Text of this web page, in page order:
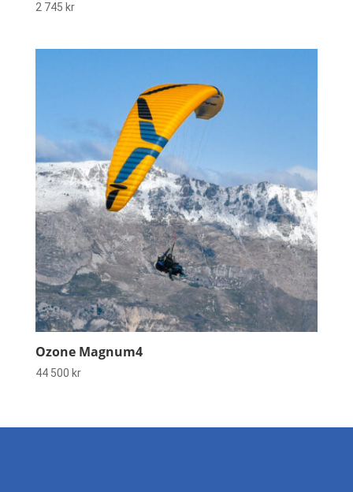
2 745 kr
Ozone Magnum4
44 500 kr